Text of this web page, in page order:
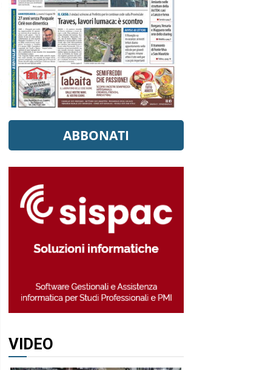
ABBONATI
VIDEO